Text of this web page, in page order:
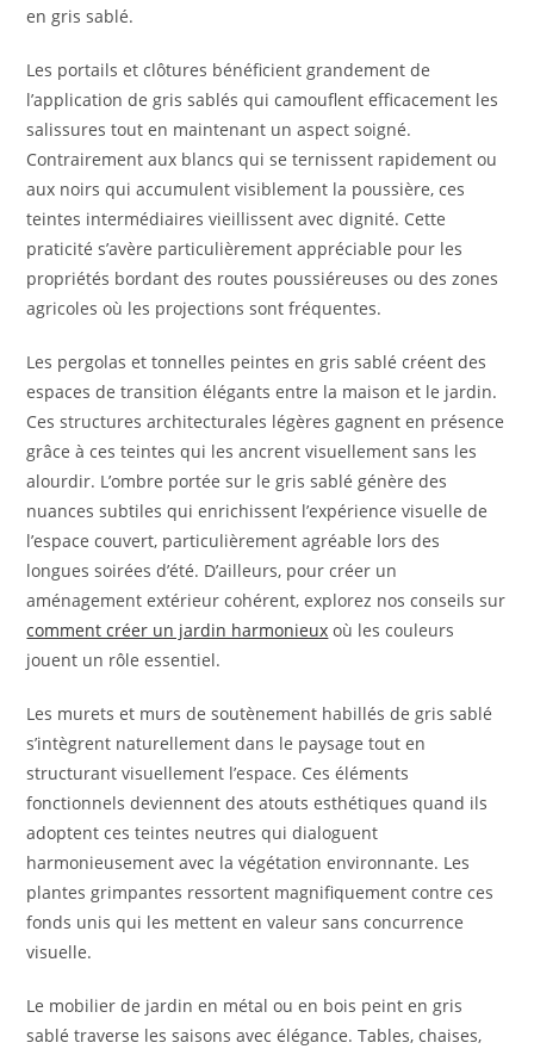
en gris sablé.
Les portails et clôtures bénéficient grandement de
l’application de gris sablés qui camouflent efficacement les
salissures tout en maintenant un aspect soigné.
Contrairement aux blancs qui se ternissent rapidement ou
aux noirs qui accumulent visiblement la poussière, ces
teintes intermédiaires vieillissent avec dignité. Cette
praticité s’avère particulièrement appréciable pour les
propriétés bordant des routes poussiéreuses ou des zones
agricoles où les projections sont fréquentes.
Les pergolas et tonnelles peintes en gris sablé créent des
espaces de transition élégants entre la maison et le jardin.
Ces structures architecturales légères gagnent en présence
grâce à ces teintes qui les ancrent visuellement sans les
alourdir. L’ombre portée sur le gris sablé génère des
nuances subtiles qui enrichissent l’expérience visuelle de
l’espace couvert, particulièrement agréable lors des
longues soirées d’été. D’ailleurs, pour créer un
aménagement extérieur cohérent, explorez nos conseils sur
comment créer un jardin harmonieux où les couleurs
jouent un rôle essentiel.
Les murets et murs de soutènement habillés de gris sablé
s’intègrent naturellement dans le paysage tout en
structurant visuellement l’espace. Ces éléments
fonctionnels deviennent des atouts esthétiques quand ils
adoptent ces teintes neutres qui dialoguent
harmonieusement avec la végétation environnante. Les
plantes grimpantes ressortent magnifiquement contre ces
fonds unis qui les mettent en valeur sans concurrence
visuelle.
Le mobilier de jardin en métal ou en bois peint en gris
sablé traverse les saisons avec élégance. Tables, chaises,